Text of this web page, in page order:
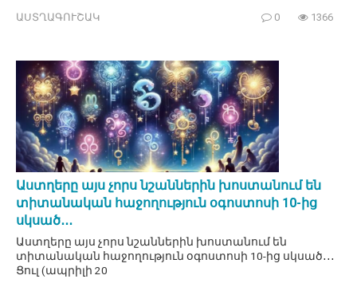
ԱՍՏՂԱԳՈՒՇԱԿ 0 1366
Աստղերը այս չորս նշաններին խոստանում են
տիտանական հաջողություն օգոստոսի 10-ից
սկսած․․․
Աստղերը այս չորս նշաններին խոստանում են
տիտանական հաջողություն օգոստոսի 10-ից սկսած․․․
Ցուլ (ապրիլի 20